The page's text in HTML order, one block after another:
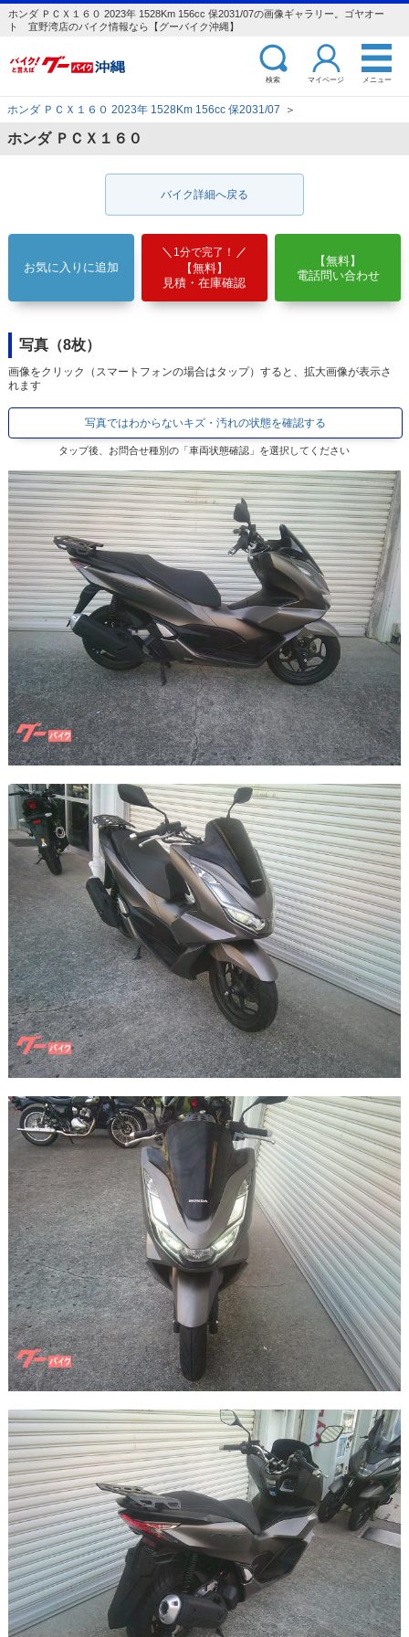
ホンダ ＰＣＸ１６０ 2023年 1528Km 156cc 保2031/07の画像ギャラリー。ゴヤオー
ト 宜野湾店のバイク情報なら【グーバイク沖縄】
検索 マイページ メニュー
ホンダ ＰＣＸ１６０ 2023年 1528Km 156cc 保2031/07 ＞
ホンダ ＰＣＸ１６０
バイク詳細へ戻る
お気に入りに追加
1分で完了！
【無料】
見積・在庫確認
【無料】
電話問い合わせ
写真（8枚）
画像をクリック（スマートフォンの場合はタップ）すると、拡大画像が表示さ
れます
写真ではわからないキズ・汚れの状態を確認する
タップ後、お問合せ種別の「車両状態確認」を選択してください